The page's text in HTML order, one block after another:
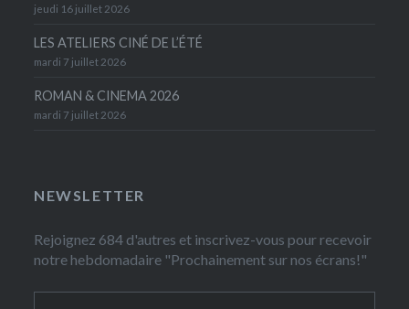
jeudi 16 juillet 2026
LES ATELIERS CINÉ DE L’ÉTÉ
mardi 7 juillet 2026
ROMAN & CINEMA 2026
mardi 7 juillet 2026
NEWSLETTER
Rejoignez 684 d'autres et inscrivez-vous pour recevoir
notre hebdomadaire "Prochainement sur nos écrans!"